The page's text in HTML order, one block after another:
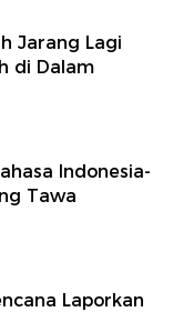
Jarang Lagi
di Dalam
Indonesia-
Tawa
Laporkan